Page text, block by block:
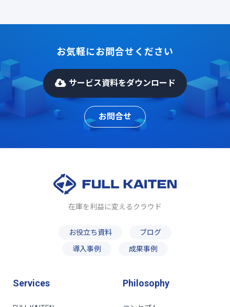
お気軽にお問合せください
サービス資料をダウンロード
お問合せ
在庫を利益に変えるクラウド
お役立ち資料
ブログ
導入事例
成果事例
Services Philosophy